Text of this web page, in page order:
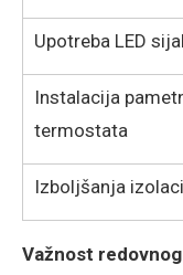
Upotreba LED
Instalacija
termostata
Izboljšanja
Važnost